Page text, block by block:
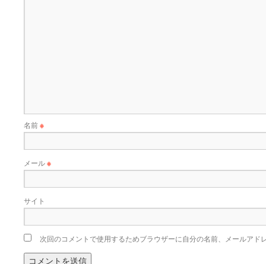
名前※
メール※
サイト
次回のコメントで使用するためブラウザーに自分の名前、メールアド